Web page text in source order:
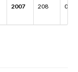
2007 208 0